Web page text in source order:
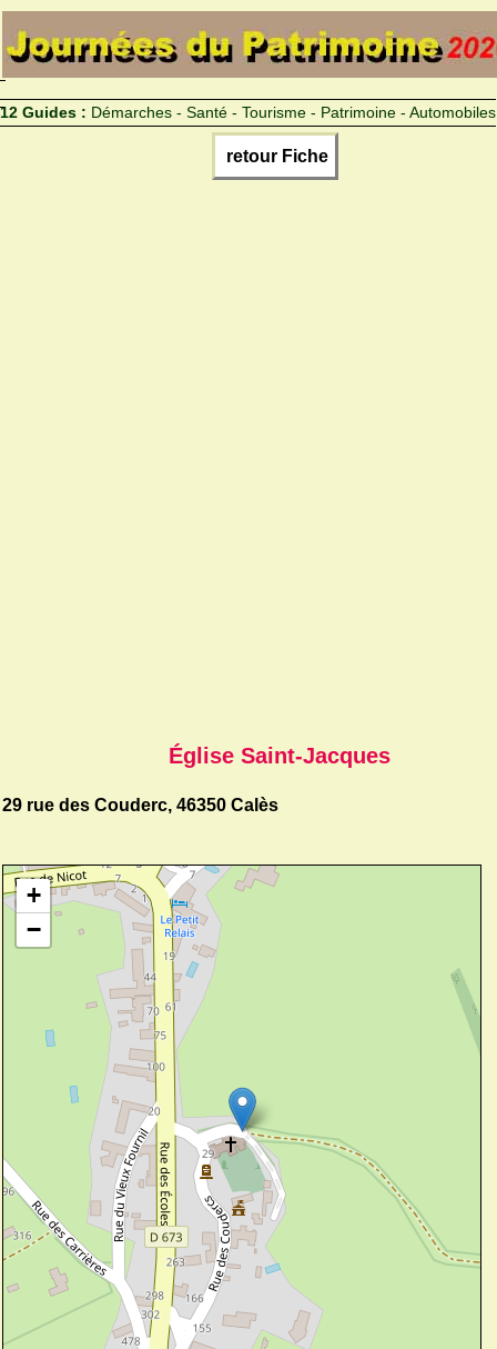
12 Guides : Démarches - Santé - Tourisme - Patrimoine - Automobiles
retour Fiche
Église Saint-Jacques
29 rue des Couderc, 46350 Calès
+
−